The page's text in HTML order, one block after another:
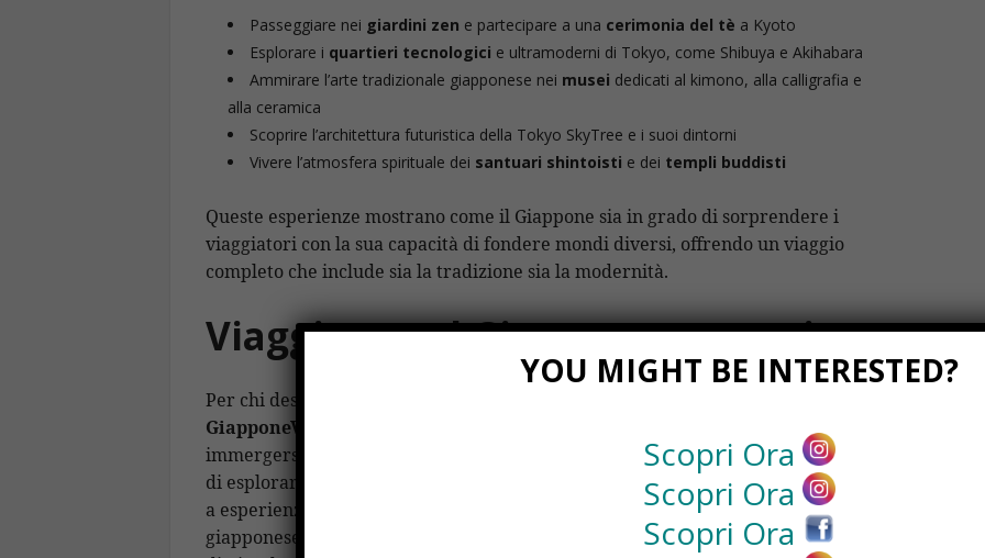
Passeggiare nei giardini zen e partecipare a una cerimonia del tè a Kyoto
Esplorare i quartieri tecnologici e ultramoderni di Tokyo, come Shibuya e Akihabara
Ammirare l’arte tradizionale giapponese nei musei dedicati al kimono, alla calligrafia e
alla ceramica
Scoprire l’architettura futuristica della Tokyo SkyTree e i suoi dintorni
Vivere l’atmosfera spirituale dei santuari shintoisti e dei templi buddisti
Queste esperienze mostrano come il Giappone sia in grado di sorprendere i
viaggiatori con la sua capacità di fondere mondi diversi, offrendo un viaggio
completo che include sia la tradizione sia la modernità.
Viaggiare nel Giappone autentico
Per chi desidera esplorare queste due anime del Paese in profondità,
GiapponeViaggio.it
studiati per
immergersi nelle sue diverse dimensioni. Questi viaggi organizzati permettono
di esplorare i templi antichi, scoprire la tecnologia di avanguardia e partecipare
a esperienze uniche, come soggiornare in un
ryokan(tradizionale locanda
giapponese) o visitare mercati moderni. Con itinerari personalizzabili e gruppi
YOU MIGHT BE INTERESTED?
Scopri Ora
Scopri Ora
Scopri Ora